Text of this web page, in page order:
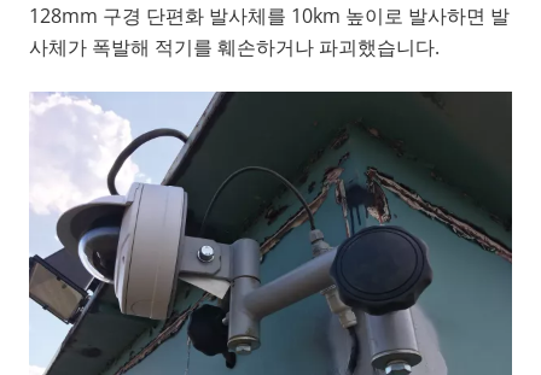
128mm 구경 단편화 발사체를 10km 높이로 발사하면 발
사체가 폭발해 적기를 훼손하거나 파괴했습니다.